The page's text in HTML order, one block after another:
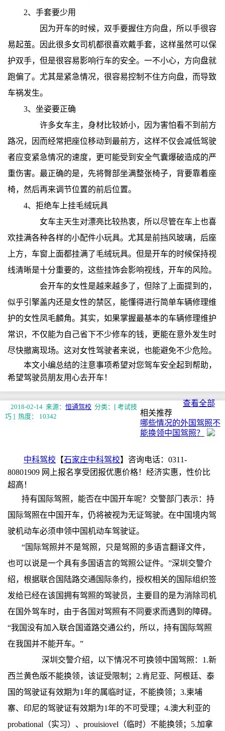
2、手套要少用
因为开车的时候，双手要握住方向盘，所以手很容
易起茧。因此很多女司机都很喜欢戴手套，这样虽然可以保
护双手，但是很容易影响行车的安全。一不小心，方向盘就
跑偏了。尤其是紧急情况，很容易控制不住方向盘，而导致
车祸发生。
3、坐姿要正确
许多女车主，身材比较娇小，因为害怕看不到前方
路况，因而经常把座位移动到最前方，这样不仅会减低驾驶
者应变紧急情况的速度，更可能受到安全气囊爆破造成的严
重伤害。最正确的是，先将臀部坐满整张椅子，背要靠着座
椅，然后再来调节位置的前后位置。
4、拒绝车上挂毛绒玩具
女车主天生对漂亮比较热衷，所以尽管在车上也喜
欢挂满各种各样的小配件小玩具。尤其是前挡风玻璃，后座
上方，车窗上面都挂满了毛绒玩具。但是开车的时候保持视
线清晰是十分重要的，这些挂饰会影响视线，开车的风险。
会开车的女性是越来越多了，但除了上面提到的，
似乎引擎盖内还是女性的禁区，能懂得进行简单车辆修理维
护的女性凤毛麟角。其实，如果掌握最基本的车辆修理维护
常识，不仅能为自己省下不少修车的钱，更能在意外发生时
尽快撤离现场。这对女性驾驶者来说，也能避免不少危险。
本文小编总结的注意事项希望对您驾车安全起到帮助，
希望驾驶员朋友用心去开车！
2018-02-14 来源：恒通驾校 分类：[ 考试技
巧 ] 热度： 10342
查看全部
相关推荐
哪些情况的外国驾照不
能换领中国驾照？
中科驾校 【石家庄中科驾校】咨询电话：0311-
80801909 网上报名享受团报优惠价格！经济实惠，性价比
超高！
持有国际驾照，能否在中国开车呢？交警部门表示：持
国际驾照在中国开车，仍将被视为无证驾驶。在中国境内驾
驶机动车必须申领中国机动车驾驶证。
“国际驾照并不是驾照，只是驾照的多语言翻译文件，
也可以说是一个具有多国语言的驾照公证件。”深圳交警介
绍，根据联合国陆路交通国际条约，授权相关的国际组织签
发给已经在该国拥有驾照的驾驶员，主要目的是为消除司机
在国外驾车时，由于各国对驾照有不同要求而遇到的障碍。
“我国没有加入联合国道路交通公约，所以，持有国际驾照
在我国并不能开车。”
深圳交警介绍，以下情况不可换领中国驾照：1.新
西兰黄色版不能换领，该证受限制；2.肯尼亚、阿根廷、泰
国的驾驶证有效期为1年的属临时证，不能换领；3.柬埔
寨、印尼的驾驶证有效期为1年的不可受理；4.澳大利亚的
probational（实习）、prouisiovel（临时）不能换领；5.加拿